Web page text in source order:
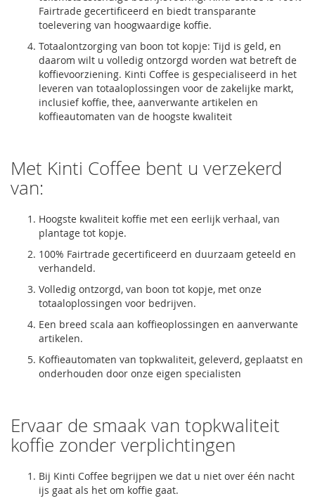
Fairtrade gecertificeerd en biedt transparante
toelevering van hoogwaardige koffie.
Totaalontzorging van boon tot kopje: Tijd is geld, en
daarom wilt u volledig ontzorgd worden wat betreft de
koffievoorziening. Kinti Coffee is gespecialiseerd in het
leveren van totaaloplossingen voor de zakelijke markt,
inclusief koffie, thee, aanverwante artikelen en
koffieautomaten van de hoogste kwaliteit
Met Kinti Coffee bent u verzekerd
van:
Hoogste kwaliteit koffie met een eerlijk verhaal, van
plantage tot kopje.
100% Fairtrade gecertificeerd en duurzaam geteeld en
verhandeld.
Volledig ontzorgd, van boon tot kopje, met onze
totaaloplossingen voor bedrijven.
Een breed scala aan koffieoplossingen en aanverwante
artikelen.
Koffieautomaten van topkwaliteit, geleverd, geplaatst en
onderhouden door onze eigen specialisten
Ervaar de smaak van topkwaliteit
koffie zonder verplichtingen
Bij Kinti Coffee begrijpen we dat u niet over één nacht
ijs gaat als het om koffie gaat.